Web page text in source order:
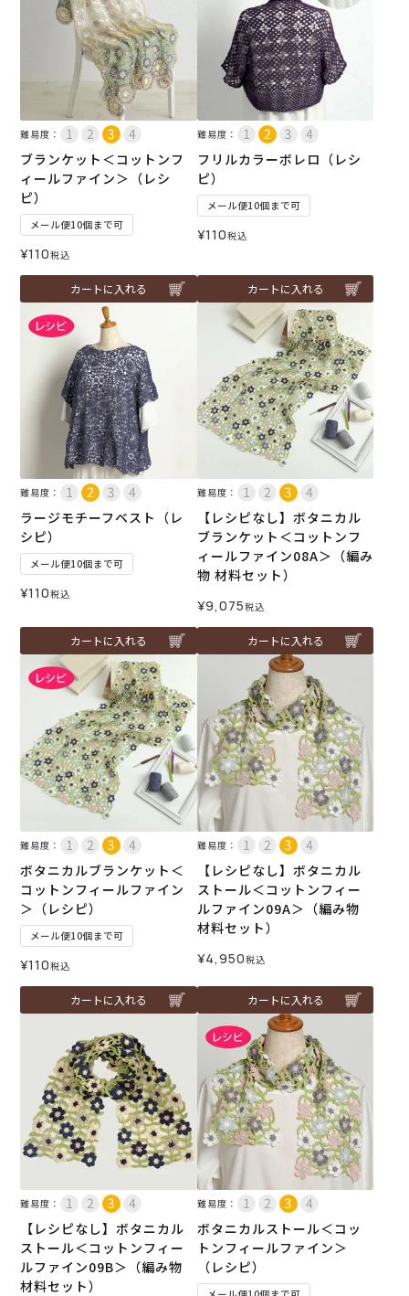
難易度：
ブランケット＜コットンフ
ィールファイン＞（レシ
ピ）
メール便10個まで可
¥110税込
カートに入れる
難易度：
フリルカラーボレロ（レシ
ピ）
メール便10個まで可
¥110税込
カートに入れる
難易度：
ラージモチーフベスト（レ
シピ）
メール便10個まで可
¥110税込
カートに入れる
難易度：
【レシピなし】ボタニカル
ブランケット＜コットンフ
ィールファイン08A＞（編み
物 材料セット）
¥9,075税込
カートに入れる
難易度：
ボタニカルブランケット＜
コットンフィールファイン
＞（レシピ）
メール便10個まで可
¥110税込
カートに入れる
難易度：
【レシピなし】ボタニカル
ストール＜コットンフィー
ルファイン09A＞（編み物
材料セット）
¥4,950税込
カートに入れる
難易度：
【レシピなし】ボタニカル
ストール＜コットンフィー
ルファイン09B＞（編み物
材料セット）
難易度：
ボタニカルストール＜コッ
トンフィールファイン＞
（レシピ）